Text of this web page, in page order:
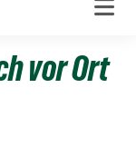
vor Ort